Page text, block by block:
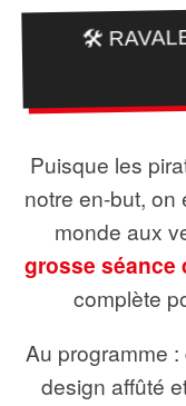
🛠️
Puisque les
notre en-but, on
monde aux
grosse séance
complète
Au programme
design affûté